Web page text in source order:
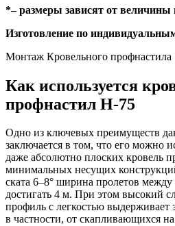
*– размеры зависят от величины
Изготовление по
Монтаж Кровельного профнастила
Как используется
профнастил Н-75
Одно из ключевых преимуществ
заключается в том, что его можно
даже абсолютно плоских кровель
минимальных несущих
ската 6–8° ширина пролетов
достигать 4 м. При этом высокий
профиль с легкостью выдерживает
в частности, от скапливающихся